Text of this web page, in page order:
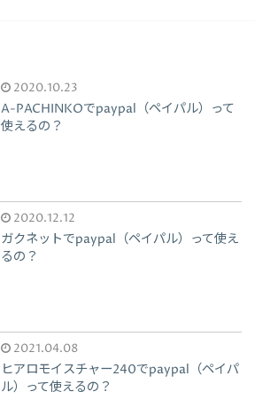
2020.10.23
A-PACHINKOでpaypal（ペイパル）って
使えるの？
2020.12.12
ガクネットでpaypal（ペイパル）って使え
るの？
2021.04.08
ヒアロモイスチャー240でpaypal（ペイパ
ル）って使えるの？